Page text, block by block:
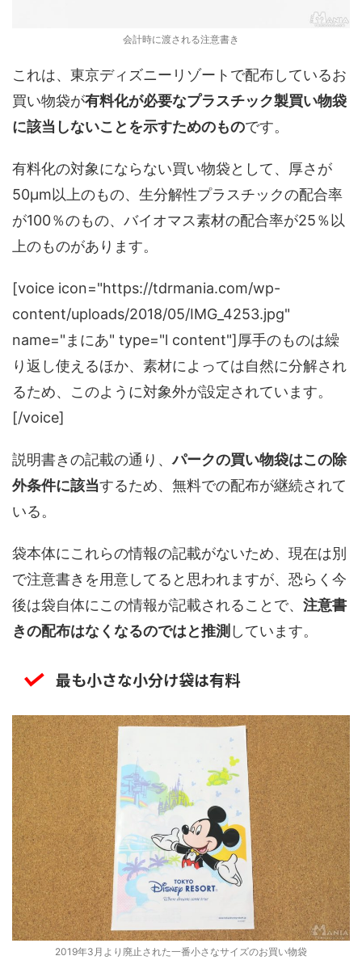
会計時に渡される注意書き
これは、東京ディズニーリゾートで配布しているお
買い物袋が有料化が必要なプラスチック製買い物袋
に該当しないことを示すためのものです。
有料化の対象にならない買い物袋として、厚さが
50μm以上のもの、生分解性プラスチックの配合率
が100％のもの、バイオマス素材の配合率が25％以
上のものがあります。
[voice icon="https://tdrmania.com/wp-
content/uploads/2018/05/IMG_4253.jpg"
name="まにあ" type="l content"]厚手のものは繰
り返し使えるほか、素材によっては自然に分解され
るため、このように対象外が設定されています。
[/voice]
説明書きの記載の通り、パークの買い物袋はこの除
外条件に該当するため、無料での配布が継続されて
いる。
袋本体にこれらの情報の記載がないため、現在は別
で注意書きを用意してると思われますが、恐らく今
後は袋自体にこの情報が記載されることで、 注意書
きの配布はなくなるのではと推測 しています。
最も小さな小分け袋は有料
2019年3月より廃止された一番小さなサイズのお買い物袋